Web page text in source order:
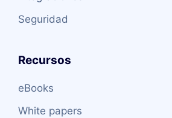
Seguridad
Recursos
eBooks
White papers